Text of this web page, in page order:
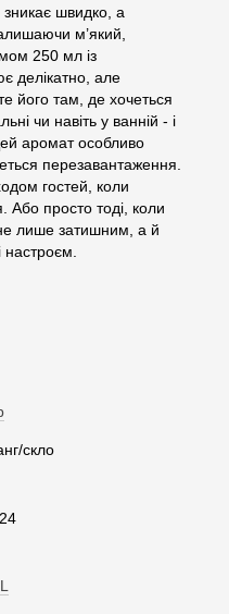
зникає швидко, а
м’який,
250 мл із
делікатно, але
його там, де хочеться
чи навіть у ванній - і
аромат особливо
перезавантаження.
гостей, коли
просто тоді, коли
лише затишним, а й
скло